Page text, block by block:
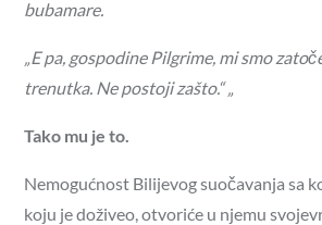
bubamare.
„E pa, gospodine Pilgrime, mi smo
trenutka. Ne postoji zašto.“ „
Tako mu je to.
Nemogućnost Bilijevog suočavanja sa
koju je doživeo, otvoriće u njemu